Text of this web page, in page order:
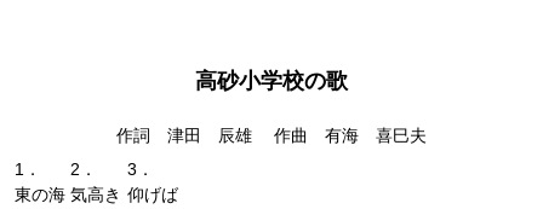
高砂小学校の歌
作詞 津田 辰雄 作曲 有海 喜巳夫
1．
東の海
2．
気高き
3．
仰げば